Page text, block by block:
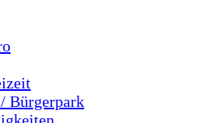
Bürgerpark